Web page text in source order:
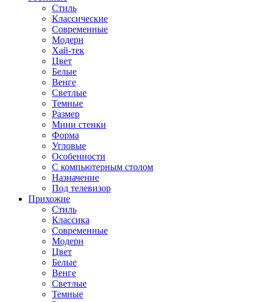
Стиль
Классические
Современные
Модерн
Хай-тек
Цвет
Белые
Венге
Светлые
Темные
Размер
Мини стенки
Форма
Угловые
Особенности
С компьютерным столом
Назначение
Под телевизор
Прихожие
Стиль
Классика
Современные
Модерн
Цвет
Белые
Венге
Светлые
Темные